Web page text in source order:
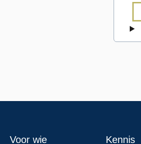
Voor wie Kennis